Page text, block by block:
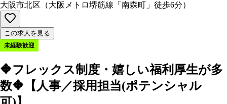
大阪市北区
（大阪メトロ堺筋線「南森町」徒歩6分）
この求人を見る
未経験歓迎
🔶フレックス制度・嬉しい福利厚生が多
数🔶【人事／採用担当(ポテンシャル